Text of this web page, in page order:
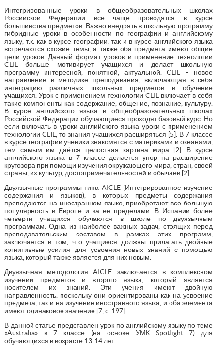
Интегрированные уроки в общеобразовательных школах
Российской Федерации всё чаще проводятся в курсе
большинства предметов. Важно внедрять в школьную программу
гибридные уроки в особенности по географии и английскому
языку, т.к. как в курсе географии, так и в курсе английского языка
встречаются схожие темы, а также оба предмета имеют общие
цели уроков. Данный формат уроков и применение технологии
CLIL больше мотивирует учащихся и делает школьную
программу интересной, понятной, актуальной. CLIL – новое
направление в методике преподавания, включающая в себя
интеграцию различных школьных предметов в обучение
учащихся. Урок с применением технологии CLIL включает в себя
такие компоненты как содержание, общение, познание, культуру.
В курсе английского языка в общеобразовательных школах
Российской Федерации обучающиеся проходят базовый курс. Но
если включать в уроки английского языка уроки с применением
технологии CLIL, то знания учащихся расширяться [5]. В 7 классе
в курсе географии ученики знакомятся с материками и океанами,
тем самым им даётся целостная картина мира [2]. В курсе
английского языка в 7 классе делается упор на расширение
кругозора при помощи изучения окружающего мира, стран, своей
страны, их культур, достопримечательностей и обычаев [2].
Двуязычные программы типа AICLE (Интегрированное изучение
содержания и языков), в которых предметы содержания
преподаются на иностранном языке, приобретают все большую
популярность в Европе и за ее пределами. В Испании более
четверти учащихся обучаются в школе по двуязычным
программам. Одна из наиболее важных задач, стоящих перед
преподавательским составом в рамках этих программ,
заключается в том, что учащиеся должны прилагать двойные
когнитивные усилия для усвоения новых знаний с помощью
языка, который также является для них новым.
Двуязычная методология AICLE заключается в комплексном
изучении предметов и второго языка, который является
носителем их знаний. Эти учения имеют двойную
направленность, поскольку они ориентированы как на усвоение
предмета, так и на изучение иностранного языка, и оба элемента
имеют одинаковое значение [7, с. 197].
В данной статье представлен урок по английскому языку по теме
«Australia» в 7 классе (на основе УМК Spotlight 7) для
обучающихся в возрасте 13-14 лет.